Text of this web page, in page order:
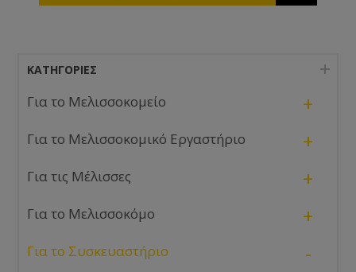
ΚΑΤΗΓΟΡΊΕΣ
Για το Μελισσοκομείο +
Για το Μελισσοκομικό Εργαστήριο +
Για τις Μέλισσες +
Για το Μελισσοκόμο +
Για το Συσκευαστήριο -